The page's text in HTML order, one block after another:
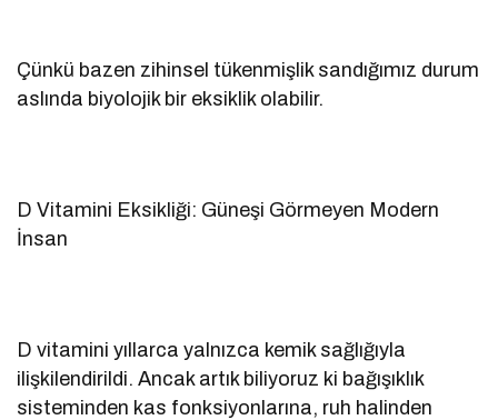
Çünkü bazen zihinsel tükenmişlik sandığımız durum
aslında biyolojik bir eksiklik olabilir.
D Vitamini Eksikliği: Güneşi Görmeyen Modern
İnsan
D vitamini yıllarca yalnızca kemik sağlığıyla
ilişkilendirildi. Ancak artık biliyoruz ki bağışıklık
sisteminden kas fonksiyonlarına, ruh halinden